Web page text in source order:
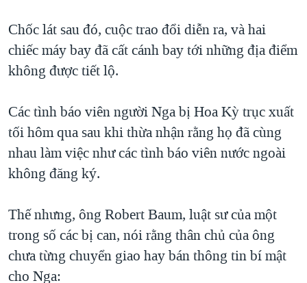
KHOA HỌC
SỨC KHOẺ
VĂN HOÁ
GIÁO DỤC
NGÀY TỊ NẠN THẾ GIỚI
TRỊNH VĨNH BÌNH - NGƯỜI HẠ 'BÊN THẮNG CUỘC'
CHI PHÍ CHIẾN TRANH AFGHANISTAN
CÁC GIÁ TRỊ CỘNG HÒA Ở VIỆT NAM
THƯỢNG ĐỈNH TRUMP-KIM TẠI VIỆT NAM
NGƯ DÂN VIỆT VÀ LÀN SÓNG TRỘM HẢI SÂM
BÊN KIA QUỐC LỘ: TIẾNG VỌNG TỪ NÔNG THÔN MỸ
QUAN HỆ VIỆT MỸ
Ngôn ngữ khác
Chốc lát sau đó, cuộc trao đổi diễn ra, và hai
chiếc máy bay đã cất cánh bay tới những địa điểm
không được tiết lộ.
Các tình báo viên người Nga bị Hoa Kỳ trục xuất
tối hôm qua sau khi thừa nhận rằng họ đã cùng
nhau làm việc như các tình báo viên nước ngoài
không đăng ký.
Thế nhưng, ông Robert Baum, luật sư của một
trong số các bị can, nói rằng thân chủ của ông
chưa từng chuyển giao hay bán thông tin bí mật
cho Nga: